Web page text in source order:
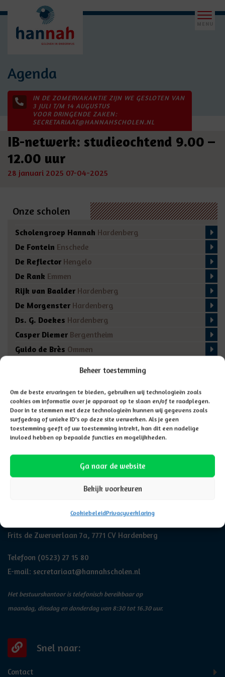
Beheer toestemming
Om de beste ervaringen te bieden, gebruiken wij technologieën zoals
cookies om informatie over je apparaat op te slaan en/of te raadplegen.
Door in te stemmen met deze technologieën kunnen wij gegevens zoals
surfgedrag of unieke ID's op deze site verwerken. Als je geen
toestemming geeft of uw toestemming intrekt, kan dit een nadelige
invloed hebben op bepaalde functies en mogelijkheden.
Ga naar de website
Bekijk voorkeuren
CookiebeleidPrivacyverklaring
Agenda
IN DE ZOMERVAKANTIE ZIJN WE GESLOTEN VAN
3 JULI T/M 14 AUGUSTUS
VOOR DRINGENDE ZAKEN:
SECRETARIAAT@HANNAHSCHOLEN.NL
IB-netwerk: studieochtend 9.00 –
12.00 uur
28 januari 2025 07-04-2025
Onze scholen
Scholengroep Hannah Hardenberg
De Fontein Enschede
De Reflector Hengelo
De Rank Emmen
Rijk van Baalder Hardenberg
De Morgenster Hardenberg
Ds. G. Doekes Hardenberg
Casper Diemer Bergentheim
Guido de Brès Ommen
Domino Den Ham
De BronEnschede
Adresgegevens
Frits de Zwerverlaan 7a, 7771 CV Hardenberg
Telefoon (0523) 27 15 80
E-mail: secretariaat@hannahscholen.nl
Het bestuurskantoor is telefonisch bereikbaar op
maandag, dinsdag en donderdag van 8:30 tot 16.30 uur.
Snel naar:
Contact